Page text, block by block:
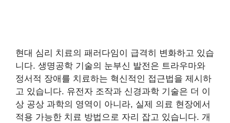
현대 심리 치료의 패러다임이 급격히 변화하고 있습
니다. 생명공학 기술의 눈부신 발전은 트라우마와
정서적 장애를 치료하는 혁신적인 접근법을 제시하
고 있습니다. 유전자 조작과 신경과학 기술은 더 이
상 공상 과학의 영역이 아니라, 실제 의료 현장에서
적용 가능한 치료 방법으로 자리 잡고 있습니다. 개